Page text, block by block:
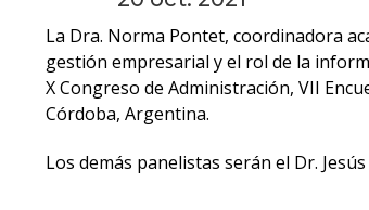
La Dra. Norma Pontet, coordinadora
gestión empresarial y el rol de la
X Congreso de Administración, VII
Córdoba, Argentina.
Los demás panelistas serán el Dr.